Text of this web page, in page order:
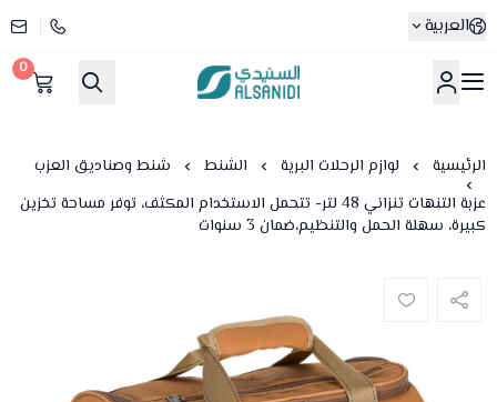
العربية
متجر السنيدي
0
الرئيسية لوازم الرحلات البرية الشنط
شنط وصناديق العزب
عزبة التنهات تنزاني 48 لتر- تتحمل الاستخدام المكثف، توفر مساحة تخزين
كبيرة، سهلة الحمل والتنظيم،ضمان 3 سنوات